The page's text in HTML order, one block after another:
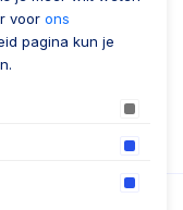
bestellen
aanmaken
voor ons
pagina kun je